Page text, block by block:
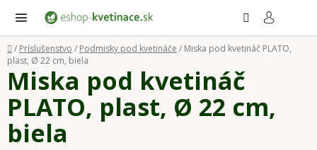
obsah
Domov
/ Príslušenstvo / Podmisky pod kvetináče / Miska pod kvetináč PLATO,
plast, Ø 22 cm, biela
Miska pod kvetináč
PLATO, plast, Ø 22 cm,
biela